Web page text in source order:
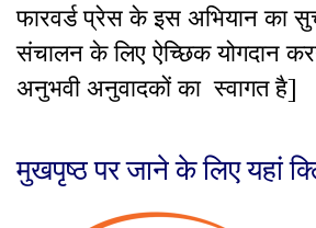
फारवर्ड प्रेस के इस अभियान का
संचालन के लिए ऐच्छिक योगदान
अनुभवी अनुवादकों का स्वागत है]
मुखपृष्ठ पर जाने के लिए यहां